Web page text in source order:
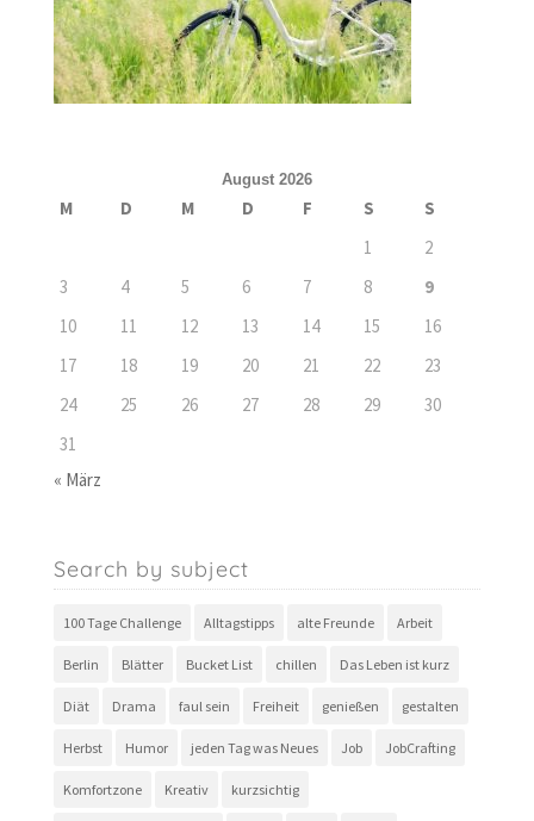
August 2026
M D M D F S
S
1
2
3
4 5 6 7 8
9
10
11 12 13 14 15
16
17
18 19 20 21 22
23
24
25 26 27 28 29
30
31
« März
Search by subject
100 Tage Challenge Alltagstipps alte Freunde Arbeit
Berlin Blätter Bucket List chillen Das Leben ist kurz
Diät Drama faul sein Freiheit genießen gestalten
Herbst Humor jeden Tag was Neues Job JobCrafting
Komfortzone Kreativ kurzsichtig